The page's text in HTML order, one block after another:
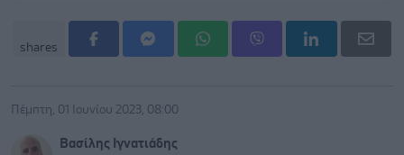
shares
Πέμπτη, 01 Ιουνίου 2023, 08:00
Βασίλης Ιγνατιάδης